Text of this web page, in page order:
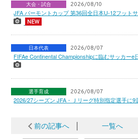
大会・試合 2026/08/10
JFA バーモントカップ 第36回全日本U-12フット
日本代表 2026/08/07
FIFAe Continental Championshipに臨むサッカーe
選手育成 2026/08/07
2026/27シーズン JFA・Ｊリーグ特別指定選手に
前の記事へ 一覧へ